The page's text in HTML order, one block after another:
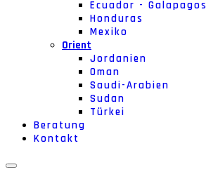
Ecuador - Galapagos
Honduras
Mexiko
Orient
Jordanien
Oman
Saudi-Arabien
Sudan
Türkei
Beratung
Kontakt